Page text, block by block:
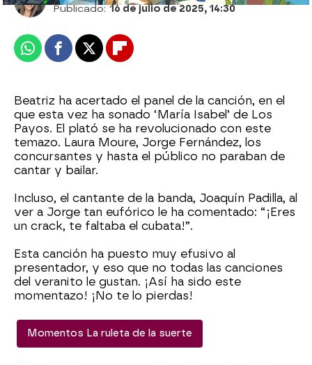
Publicado:16 de julio de 2025, 14:30
WhatsappFacebook
X Flipboard
Beatriz ha acertado el panel de la canción, en el
que esta vez ha sonado ‘María Isabel’ de Los
Payos. El plató se ha revolucionado con este
temazo. Laura Moure, Jorge Fernández, los
concursantes y hasta el público no paraban de
cantar y bailar.
Incluso, el cantante de la banda, Joaquín Padilla, al
ver a Jorge tan eufórico le ha comentado: “¡Eres
un crack, te faltaba el cubata!”.
Esta canción ha puesto muy efusivo al
presentador, y eso que no todas las canciones
del veranito le gustan. ¡Así ha sido este
momentazo! ¡No te lo pierdas!
Momentos La ruleta de la suerte